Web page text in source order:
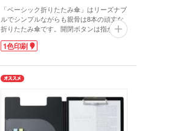
「ベーシック折りたたみ傘」はリーズナブ
ルでシンプルながらも親骨は8本の頑丈な
折りたたみ傘です。開閉ボタンは指が痛く
ないように工夫されたネイルガード付。
お色はブラック・ネイビー・カーキベージ
きますのでノベルティなど販促品にご活用
いただけます。
【仕様変更のお知らせ】
2023年6月入荷分より、①天面の形状 ②金
1色印刷